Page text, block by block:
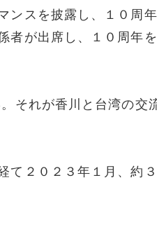
ンスを披露し、１０周
が出席し、１０周年
それが香川と台湾の交
て２０２３年１月、約